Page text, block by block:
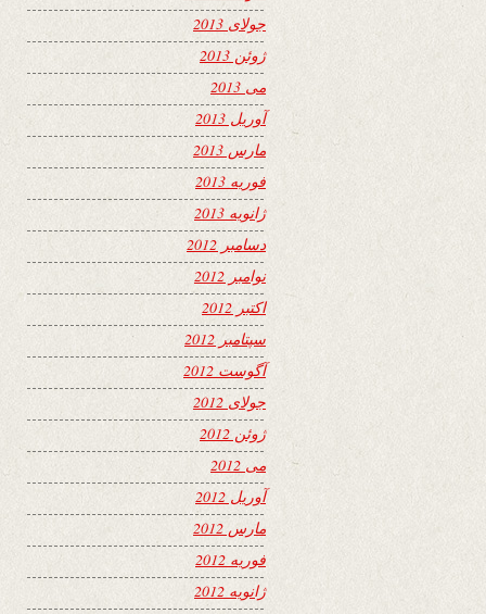
جولای 2013
ژوئن 2013
می 2013
آوریل 2013
مارس 2013
فوریه 2013
ژانویه 2013
دسامبر 2012
نوامبر 2012
اکتبر 2012
سپتامبر 2012
آگوست 2012
جولای 2012
ژوئن 2012
می 2012
آوریل 2012
مارس 2012
فوریه 2012
ژانویه 2012